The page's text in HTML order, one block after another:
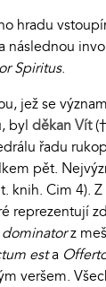
hradu
následnou
Spiritus.
jež se
byl děkan Vít
řadu
pět.
knih. Cim 4).
reprezentují
z
esta
veršem.